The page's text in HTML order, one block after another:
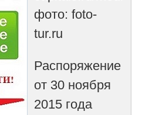
фото: foto-
tur.ru
Распоряжение
от 30 ноября
2015 года